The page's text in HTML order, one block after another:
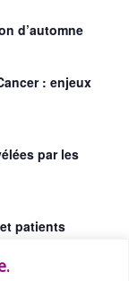
d’automne
: enjeux
par les
patients